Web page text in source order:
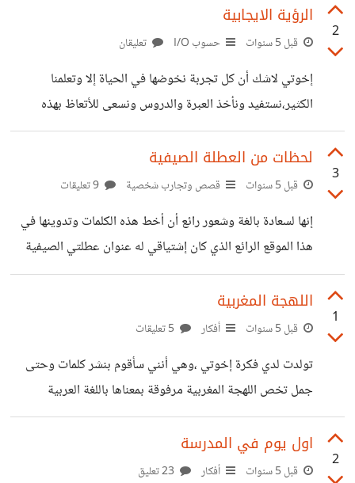
أساور المحبة وينشأ عائلة وهذا يسعى ليتمم دراسته وآخر لم
تسمح له الظروف ليفكر في هذه الاخيرة وهذا يود أن تعود
وهذا فقد صحته في السعي لتحقيق الاهداف التي كانت النكبات
وظروف الحياة أهم جدار يحوم حولها"الاهداف"
2
الرؤية الايجابية
قبل 5 سنوات حسوب I/O تعليقان
إخوتي لاشك أن كل تجربة نخوضها في الحياة إلا وتعلمنا
الكثير،نستفيد ونأخذ العبرة والدروس ونسعى للأتعاظ بهذه
الاخيرة أمام كل هذا إخوتي ما هي أهم الاشياء التي إستفدتموها
من تواجدكم في حسوب؟ وهل وجودكم هنا يحسكم بالراحة
والسعادة التامتين؟ وماهو أفضل المجال الذي تحبون المساهمة
موقع للإفادة وتقاسم الافكار والنصائح وأشياء من هذا القبيل؟
وفقكم الله لما فيه الخير والسداد إخوتي
3
لحظات من العطلة الصيفية
قبل 5 سنوات قصص وتجارب شخصية
إنها لسعادة بالغة وشعور رائع أن أخط هذه الكلمات وتدوينها في
هذا الموقع الرائع الذي كان إشتياقي له عنوان عطلتي الصيفية
إخوتي الاعزاء غادرت حسوب لمدة تناهز شهر تقريبا لأنني
وجدت أن العطلة الصيفية إنتهت ولم أستغلها بالشكل
المطلوب،سافرت وقضيت اوقات رائعة بعيدا عن التكنولوجيا
فقط كل ما أفكر فيه هو قضاء عطلة في شيئ يفيدني وبالفعل
قمت بذلك إخوتي أولا شيئ بدأت به هو تنظيم وقتي ،وخصصت
لكل
1
اللهجة المغربية
قبل 5 سنوات أفكار
تولدت لدي فكرة إخوتي ،وهي أنني سأقوم بنشر كلمات وحتى
جمل تخص اللهجة المغربية مرفوقة بمعناها باللغة العربية
الفصحى ،لكونها صعبة عند البعض من جهة ،ولتتعرفوا على
ثقافتنا ولغتنا من جهة ثانية ،لذلك ما رأيكم في فكرتي؟
2
اول يوم في المدرسة
قبل 5 سنوات أفكار